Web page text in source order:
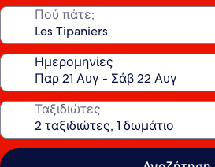
Πού πάτε;
Ημερομηνίες
Ταξιδιώτες